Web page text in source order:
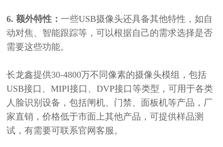
6. 额外特性： 一些USB摄像头还具备其他特性，如自
动对焦、智能跟踪等，可以根据自己的需求选择是否
需要这些功能。
长龙鑫提供30-4800万不同像素的摄像头模组，包括
USB接口、MIPI接口、DVP接口等类型，可用于各类
人脸识别设备，包括闸机、门禁、面板机等产品，厂
家直销，价格低于市面上其他产品，可提供样品测
试，有需要可联系官网客服。